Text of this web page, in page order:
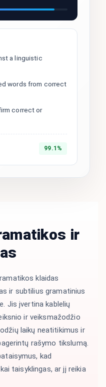
a linguistic
words from correct
correct or
99.1%
ir
klaidas
ir subtilius gramatinius
Jis įvertina kablelių
ir veiksmažodžio
laikų neatitikimus ir
rašymo tikslumą.
kad
taisyklingas, ar jį reikia